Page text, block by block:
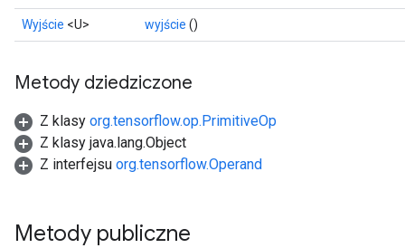
Wyjście <U> wyjście ()
Metody dziedziczone
Z klasy org.tensorflow.op.PrimitiveOp
Z klasy java.lang.Object
Z interfejsu org.tensorflow.Operand
Metody publiczne